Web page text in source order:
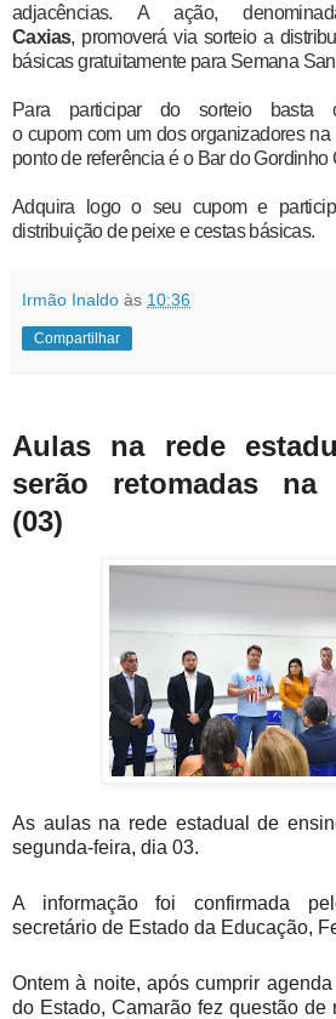
adjacências. A ação,
Caxias, promoverá via sorteio a
básicas gratuitamente para Semana
Para participar do sorteio basta
o cupomcom um dos organizadores
ponto de referência é o Bar do Gordinho
Adquira logo o seu cupom e
distribuição de peixe e cestas básicas.
Irmão Inaldo às 10:36
Compartilhar
Aulas na rede
serão retomadas na
(03)
As aulas na rede estadual de
segunda-feira, dia 03.
A informação foi confirmada
secretário de Estado da Educação,
Ontem à noite, após cumprir
do Estado, Camarão fez questão de